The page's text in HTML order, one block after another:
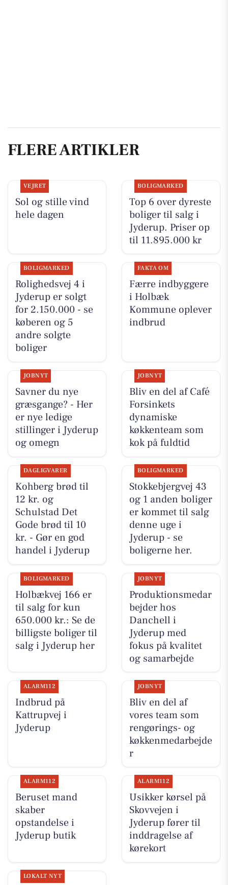
FLERE ARTIKLER
VEJRET
Sol og stille vind
hele dagen
BOLIGMARKED
Top 6 over dyreste
boliger til salg i
Jyderup. Priser op
til 11.895.000 kr
BOLIGMARKED
Rolighedsvej 4 i
Jyderup er solgt
for 2.150.000 - se
køberen og 5
andre solgte
boliger
FAKTA OM
Færre indbyggere
i Holbæk
Kommune oplever
indbrud
JOBNYT
Savner du nye
græsgange? - Her
er nye ledige
stillinger i Jyderup
og omegn
JOBNYT
Bliv en del af Café
Forsinkets
dynamiske
køkkenteam som
kok på fuldtid
DAGLIGVARER
Kohberg brød til
12 kr. og
Schulstad Det
Gode brød til 10
kr. - Gør en god
handel i Jyderup
BOLIGMARKED
Stokkebjergvej 43
og 1 anden boliger
er kommet til salg
denne uge i
Jyderup - se
boligerne her.
BOLIGMARKED
Holbækvej 166 er
til salg for kun
650.000 kr.: Se de
billigste boliger til
salg i Jyderup her
JOBNYT
Produktionsmedar
bejder hos
Danchell i
Jyderup med
fokus på kvalitet
og samarbejde
ALARM112
Indbrud på
Kattrupvej i
Jyderup
JOBNYT
Bliv en del af
vores team som
rengørings- og
køkkenmedarbejde
r
ALARM112
Beruset mand
skaber
opstandelse i
Jyderup butik
ALARM112
Usikker kørsel på
Skovvejen i
Jyderup fører til
inddragelse af
kørekort
LOKALT NYT